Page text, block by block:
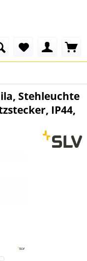
Stehleuchte
IP44,